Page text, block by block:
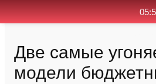
Две самые
модели